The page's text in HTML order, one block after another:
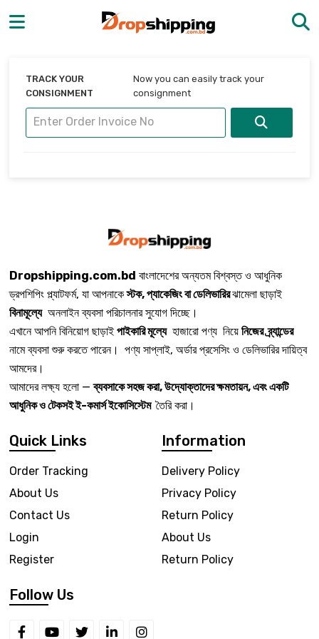
TRACK YOUR
CONSIGNMENT
Now you can easily track your
consignment
Dropshipping.com.bd বাংলাদেশের অন্যতম বিশ্বস্ত ও আধুনিক
ড্রপশিপিং প্ল্যাটফর্ম, যা আপনাকেস্টক, প্যাকেজিং বা ডেলিভারিরঝামেলা ছাড়াই
বিনামূল্যেঅনলাইন ব্যবসা পরিচালনার সুযোগ দিচ্ছে।
এখানে আপনি বিনিয়োগ ছাড়াই পাইকারি মূল্যেহাজারো পণ্য নিয়ে নিজের ব্র্যান্ডের
নামে ব্যবসা শুরু করতে পারেন। পণ্য সাপ্লাই, অর্ডার প্রসেসিং ও ডেলিভারির দায়িত্ব
আমদের।
আমাদের লক্ষ্য হলো —ব্যবসাকে সহজ করা, উদ্যোক্তাদের ক্ষমতায়ন, এবং একটি
আধুনিক ও টেকসই ই-কমার্স ইকোসিস্টেম তৈরি করা।
Quick Links
Order Tracking
About Us
Contact Us
Login
Register
Information
Delivery Policy
Privacy Policy
Return Policy
About Us
Return Policy
Follow Us